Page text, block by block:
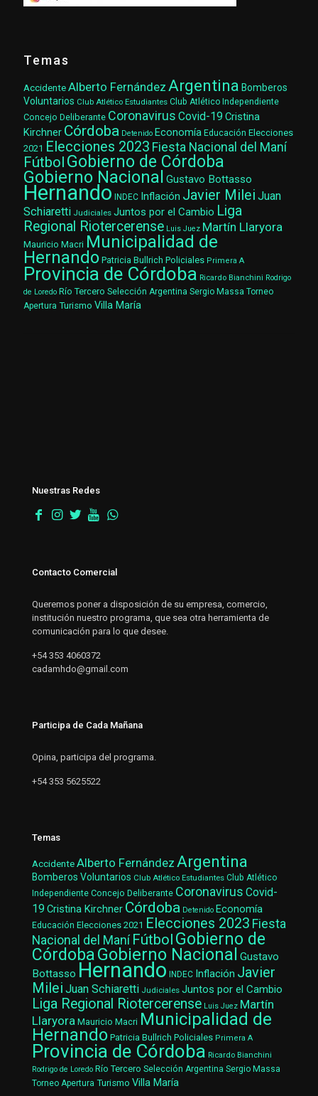
Temas
AccidenteAlberto Fernández Argentina Bomberos
Voluntarios Club Atlético Estudiantes Club Atlético Independiente
Concejo Deliberante Coronavirus Covid-19 Cristina
Kirchner Córdoba Detenido Economía Educación Elecciones
2021 Elecciones 2023 Fiesta Nacional del Maní
Fútbol Gobierno de Córdoba
Gobierno Nacional Gustavo Bottasso
Hernando INDEC Inflación Javier Milei Juan
Schiaretti Judiciales Juntos por el Cambio Liga
Regional Riotercerense Luis Juez Martín Llaryora
Mauricio Macri Municipalidad de
Hernando Patricia Bullrich Policiales Primera A
Provincia de Córdoba Ricardo Bianchini Rodrigo
de Loredo Río Tercero Selección Argentina Sergio Massa Torneo
Apertura Turismo Villa María
Nuestras Redes
Contacto Comercial
Queremos poner a disposición de su empresa, comercio,
institución nuestro programa, que sea otra herramienta de
comunicación para lo que desee.
+54 353 4060372
cadamhdo@gmail.com
Participa de Cada Mañana
Opina, participa del programa.
+54 353 5625522
Temas
AccidenteAlberto Fernández Argentina
Bomberos Voluntarios Club Atlético Estudiantes Club Atlético
Independiente Concejo Deliberante Coronavirus Covid-
19 Cristina Kirchner Córdoba Detenido Economía
Educación Elecciones 2021 Elecciones 2023 Fiesta
Nacional del Maní Fútbol Gobierno de
CórdobaGobierno Nacional Gustavo
Bottasso Hernando INDEC Inflación Javier
Milei Juan Schiaretti Judiciales Juntos por el Cambio
Liga Regional Riotercerense Luis Juez Martín
Llaryora Mauricio Macri Municipalidad de
Hernando Patricia Bullrich Policiales Primera A
Provincia de Córdoba Ricardo Bianchini
Rodrigo de Loredo Río Tercero Selección Argentina Sergio Massa
Torneo Apertura Turismo Villa María